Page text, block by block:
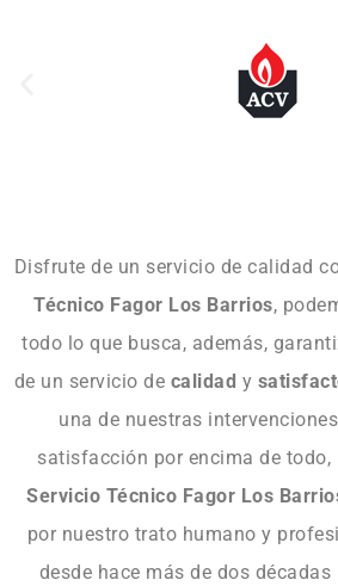
Disfrute de un servicio de calidad
Técnico Fagor Los Barrios,
todo lo que busca, además,
de un servicio de calidad y
una de nuestras
satisfacción por encima de todo,
Servicio Técnico Fagor Los
por nuestro trato humano y
desde hace más de dos